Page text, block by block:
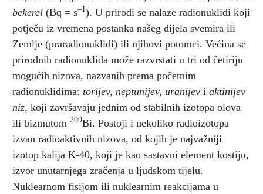
bekerel (Bq = s–1). U prirodi se nalaze radionuklidi koji
potječu iz vremena postanka našeg dijela svemira ili
Zemlje (praradionuklidi) ili njihovi potomci. Većina se
prirodnih radionuklida može razvrstati u tri od četiriju
mogućih nizova, nazvanih prema početnim
radionuklidima: torijev, neptunijev, uranijev i aktinijev
niz, koji završavaju jednim od stabilnih izotopa olova
ili bizmutom 209Bi. Postoji i nekoliko radioizotopa
izvan radioaktivnih nizova, od kojih je najvažniji
izotop kalija K-40, koji je kao sastavni element kostiju,
izvor unutarnjega zračenja u ljudskom tijelu.
Nuklearnom fisijom ili nuklearnim reakcijama u